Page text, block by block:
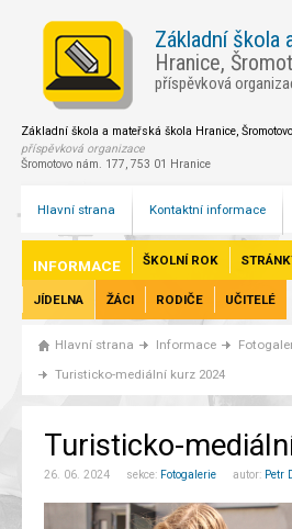
Základní škola
Hranice,
příspěvková
Základní škola a mateřská škola Hranice,
příspěvková organizace
Šromotovo nám. 177, 753 01 Hranice
Hlavní strana Kontaktní informace
INFORMACE ŠKOLNÍ ROK
JÍDELNA ŽÁCI RODIČE UČITELÉ
Hlavní strana Informace
Turisticko-mediální kurz 2024
Turisticko-
26. 06. 2024 sekce: Fotogalerie autor: Petr